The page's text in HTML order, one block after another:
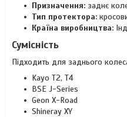
Призначення: заднє
Тип протектора:
Країна виробництва:
Сумісність
Підходить для заднього
Kayo T2, T4
BSE J-Series
Geon X-Road
Shineray XY